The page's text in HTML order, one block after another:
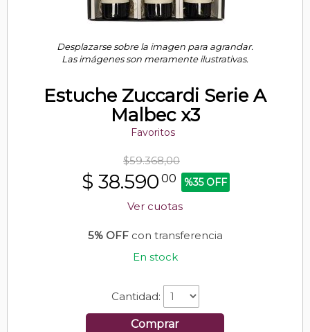
Desplazarse sobre la imagen para agrandar.
Las imágenes son meramente ilustrativas.
Estuche Zuccardi Serie A
Malbec x3
Favoritos
$59.368,00
$ 38.590 00 %35 OFF
Ver cuotas
5% OFFcon transferencia
En stock
Cantidad:
Comprar